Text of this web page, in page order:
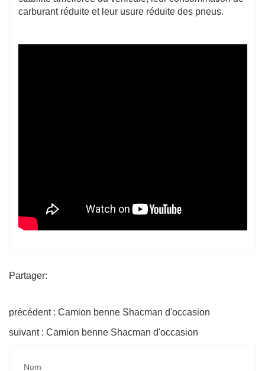
carburant réduite et leur usure réduite des pneus.
Partager:
précédent : Camion benne Shacman d'occasion
suivant : Camion benne Shacman d'occasion
Nom